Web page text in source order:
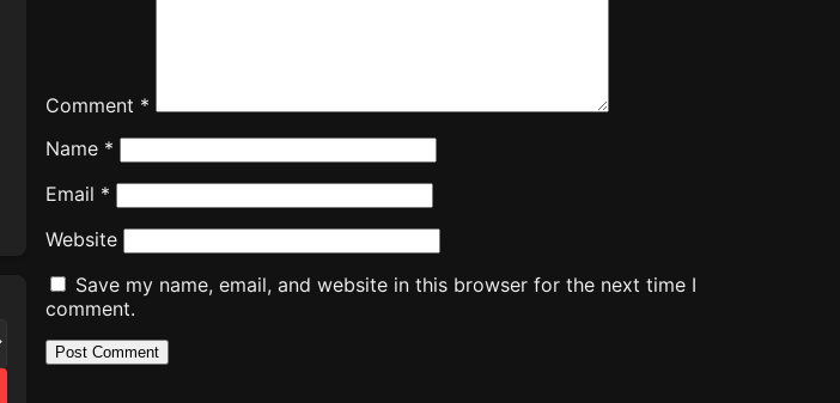
Comment *
Name *
Email *
Website
Save my name, email, and website in this browser for the next time I
comment.